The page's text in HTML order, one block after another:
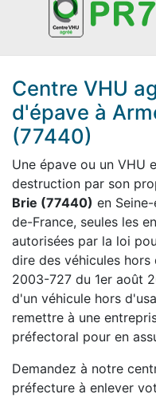
Centre VHU
d'épave à
(77440)
Une épave ou un VHU
destruction par son
Brie (77440) en
de-France, seules les
autorisées par la loi
dire des véhicules
2003-727 du 1er août
d'un véhicule hors
remettre à une
préfectoral pour en
Demandez à notre
préfecture à enlever